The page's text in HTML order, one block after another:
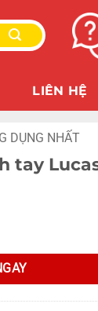
LIÊN HỆ
DỤNG NHẤT
tay